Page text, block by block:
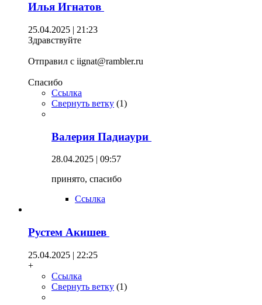
Илья Игнатов
25.04.2025 | 21:23
Здравствуйте
Отправил с iignat@rambler.ru
Спасибо
Ссылка
Свернуть ветку (1)
Валерия Падиаури
28.04.2025 | 09:57
принято, спасибо
Ссылка
Рустем Акишев
25.04.2025 | 22:25
+
Ссылка
Свернуть ветку (1)